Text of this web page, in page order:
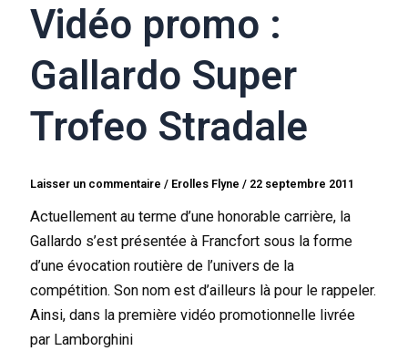
Vidéo promo :
Gallardo Super
Trofeo Stradale
Laisser un commentaire / Erolles Flyne/ 22 septembre 2011
Actuellement au terme d’une honorable carrière, la
Gallardo s’est présentée à Francfort sous la forme
d’une évocation routière de l’univers de la
compétition. Son nom est d’ailleurs là pour le rappeler.
Ainsi, dans la première vidéo promotionnelle livrée
par Lamborghini